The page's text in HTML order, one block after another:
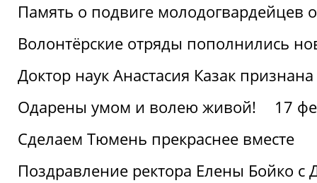
Память о подвиге молодогвардейцев
Волонтёрские отряды пополнились
Доктор наук Анастасия Казак
Одарены умом и волею живой!
17
Сделаем Тюмень прекраснее вместе
Поздравление ректора Елены Бойко с